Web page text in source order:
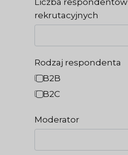
rekrutacyjnych
Rodzaj respondenta
B2B
B2C
Moderator